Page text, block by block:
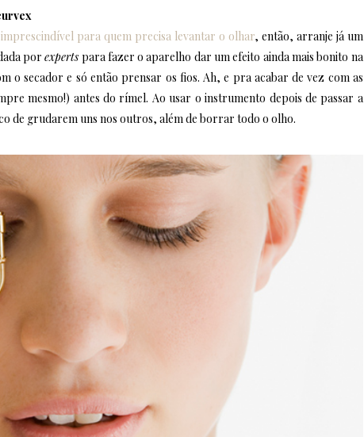
para quem precisa levantar o olhar, então, arranje já um
porexperts para fazer o aparelho dar um efeito ainda mais bonito na
o secador e só então prensar os fios. Ah, e pra acabar de vez com as
mesmo!) antes do rímel. Ao usar o instrumento depois de passar a
de grudarem uns nos outros, além de borrar todo o olho.